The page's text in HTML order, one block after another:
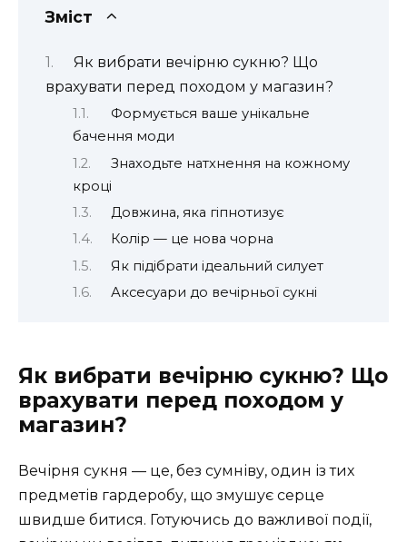
Зміст
Як вибрати вечірню сукню? Що
врахувати перед походом у магазин?
Формується ваше унікальне
бачення моди
Знаходьте натхнення на кожному
кроці
Довжина, яка гіпнотизує
Колір — це нова чорна
Як підібрати ідеальний силует
Аксесуари до вечірньої сукні
Як вибрати вечірню сукню? Що
врахувати перед походом у
магазин?
Вечірня сукня — це, без сумніву, один із тих
предметів гардеробу, що змушує серце
швидше битися. Готуючись до важливої події,